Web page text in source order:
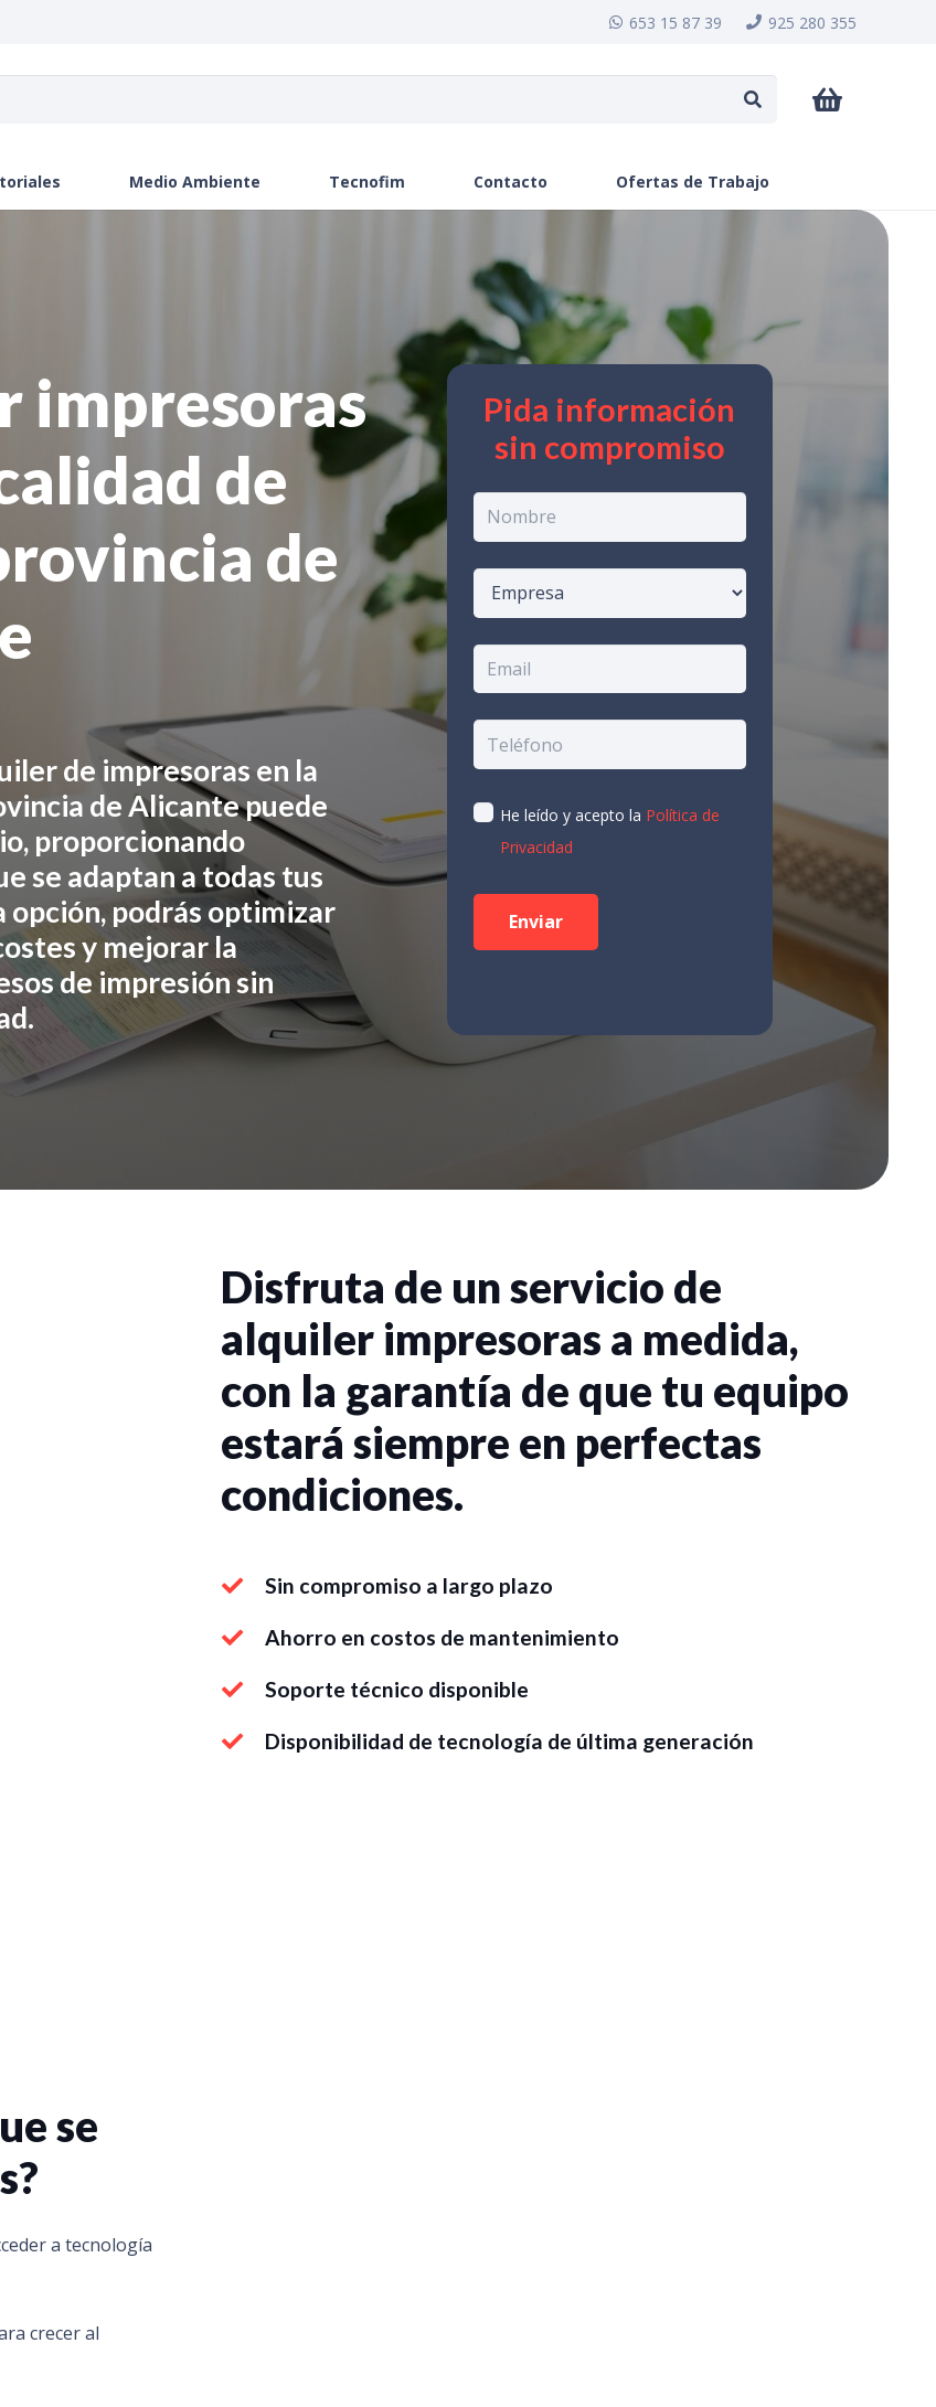
653 15 87 39 925 280 355
Medio Ambiente Tecnofim Contacto Ofertas de Trabajo
impresoras
de
de
de impresoras en la
de Alicantepuede
proporcionando
se adaptan a todas tus
opción, podrás optimizar
y mejorar la
de impresión sin
Pida información
sin compromiso
He leído y acepto la Política de
Privacidad
Disfruta de un servicio de
alquiler impresoras a medida,
con la garantía de que tu equipo
estará siempre en perfectas
condiciones.
Sin compromiso a largo plazo
Ahorro en costos de mantenimiento
Soporte técnico disponible
Disponibilidad de tecnología de última generación
se
a tecnología
crecer al